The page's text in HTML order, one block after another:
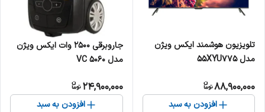
تلویزیون هوشمند ایکس ویژن
مدل 55XYU775
88,900,000
افزودن به سبد
جاروبرقی 2500 وات ایکس ویژن
مدل VC 5060
24,900,000
افزودن به سبد